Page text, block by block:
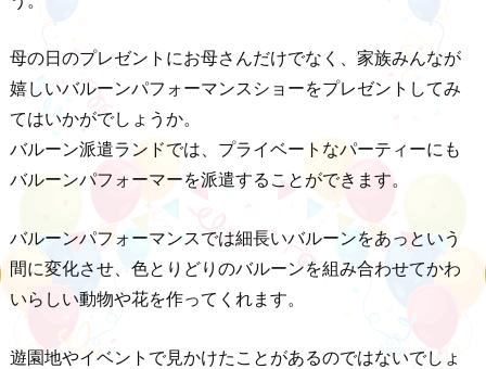
母の日のプレゼントにお母さんだけでなく、家族みんなが
嬉しいバルーンパフォーマンスショーをプレゼントしてみ
てはいかがでしょうか。
バルーン派遣ランドでは、プライベートなパーティーにも
バルーンパフォーマーを派遣することができます。
バルーンパフォーマンスでは細長いバルーンをあっという
間に変化させ、色とりどりのバルーンを組み合わせてかわ
いらしい動物や花を作ってくれます。
遊園地やイベントで見かけたことがあるのではないでしょ